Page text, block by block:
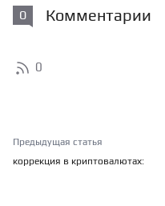
0 Комментарии
0
Предыдущая статья
коррекция в криптовалютах: